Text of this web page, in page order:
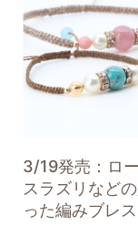
3/19発売：ロ
スラズリなど
った編みブレ